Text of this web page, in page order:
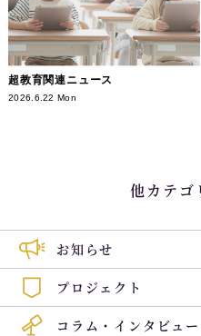
超教育関連ニュース
2026.6.22 Mon
他カテゴ
お知らせ
プロジェクト
コラム・インタビュー